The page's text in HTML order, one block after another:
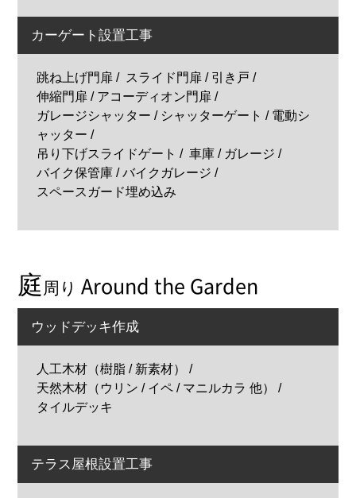
カーゲート設置工事
跳ね上げ門扉
スライド門扉 / 引き戸
伸縮門扉 / アコーディオン門扉
ガレージシャッター / シャッターゲート / 電動シ
ャッター
吊り下げスライドゲート
車庫 / ガレージ
バイク保管庫 / バイクガレージ
スペースガード埋め込み
庭周りAround the Garden
ウッドデッキ作成
人工木材（樹脂 / 新素材）
天然木材（ウリン / イペ / マニルカラ 他）
タイルデッキ
テラス屋根設置工事